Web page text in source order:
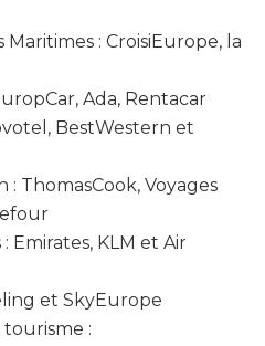
: CroisiEurope, la
Ada, Rentacar
BestWestern et
ThomasCook, Voyages
Emirates, KLM et Air
et SkyEurope
: